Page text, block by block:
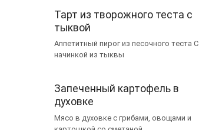
Тарт из творожного теста с
тыквой
Аппетитный пирог из песочного теста С
начинкой из тыквы
Запеченный картофель в
духовке
Мясо в духовке с грибами, овощами и